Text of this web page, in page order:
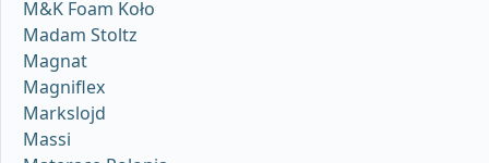
M&K Foam Koło
Madam Stoltz
Magnat
Magniflex
Markslojd
Massi